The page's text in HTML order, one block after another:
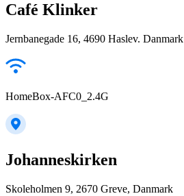
Café Klinker
Jernbanegade 16, 4690 Haslev. Danmark
HomeBox-AFC0_2.4G
Johanneskirken
Skoleholmen 9, 2670 Greve, Danmark